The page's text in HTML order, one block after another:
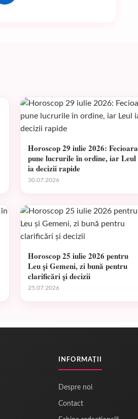
Horoscop 29 iulie 2026: Fecioara
pune lucrurile în ordine, iar Leul
ia decizii rapide
30.07.2026
Horoscop 25 iulie 2026 pentru
Leu și Gemeni, zi bună pentru
clarificări și decizii
25.07.2026
INFORMAȚII
Despre noi
Contact